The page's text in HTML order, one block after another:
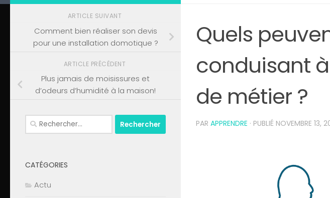
Quels
conduisant
de métier ?
PAR APPRENDRE · PUBLIÉ NOVEMBRE 13,
ARTICLE SUIVANT
Comment bien réaliser son devis
pour une installation domotique ?
ARTICLE PRÉCÉDENT
Plus jamais de moisissures et
d’odeurs d’humidité à la maison!
Rechercher :
CATÉGORIES
Actu